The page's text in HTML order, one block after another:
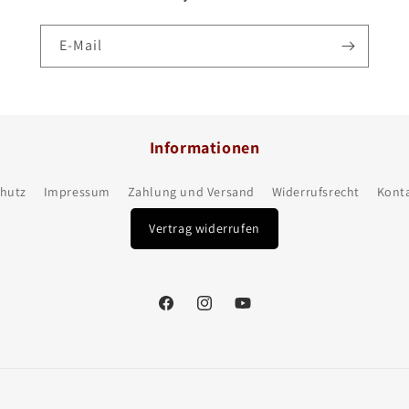
E-Mail
Informationen
Impressum Zahlung und Versand Widerrufsrecht
Vertrag widerrufen
FacebookInstagramYouTube